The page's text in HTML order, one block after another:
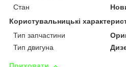
Стан
Користувальницькі
Тип запчастини
Тип двигуна